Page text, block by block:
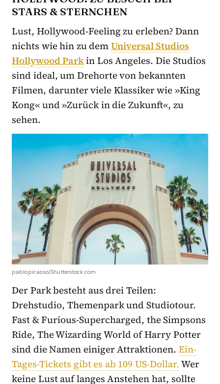
STARS & STERNCHEN
Lust, Hollywood-Feeling zu erleben? Dann
nichts wie hin zu demUniversal Studios
Hollywood Parkin Los Angeles. Die Studios
sind ideal, um Drehorte von bekannten
Filmen, darunter viele Klassiker wie »King
Kong« und »Zurück in die Zukunft«, zu
sehen.
pablopicasso/Shutterstock.com
Der Park besteht aus drei Teilen:
Drehstudio, Themenpark und Studiotour.
Fast & Furious-Supercharged, the Simpsons
Ride, The Wizarding World of Harry Potter
sind die Namen einiger Attraktionen.Ein-
Tages-Tickets gibt es ab 109 US-Dollar.Wer
keine Lust auf langes Anstehen hat, sollte